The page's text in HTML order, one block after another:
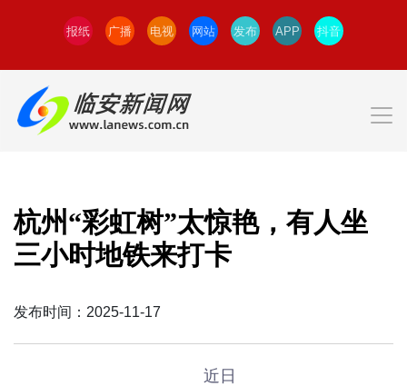
报纸 广播 电视 网站 发布 APP 抖音
杭州“彩虹树”太惊艳，有人坐
三小时地铁来打卡
发布时间：2025-11-17
近日